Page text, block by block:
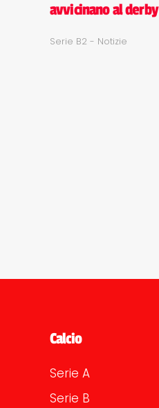
avvicinano al derby
Serie B2 - Notizie
Calcio
Serie A
Serie B